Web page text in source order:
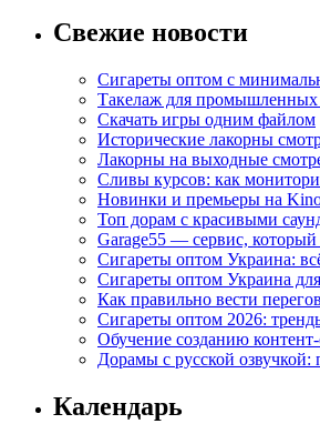
Свежие новости
Сигареты оптом с
Такелаж для промышленных
Скачать игры одним файлом
Исторические лакорны
Лакорны на выходные
Сливы курсов: как
Новинки и премьеры на
Топ дорам с красивыми
Garage55 — сервис,
Сигареты оптом Украина:
Сигареты оптом Украина
Как правильно вести
Сигареты оптом 2026:
Обучение созданию контент-
Дорамы с русской озвучкой:
Календарь